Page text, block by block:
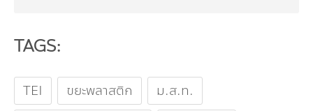
TAGS:
TEI ขยะพลาสติก
ม.ส.ท.